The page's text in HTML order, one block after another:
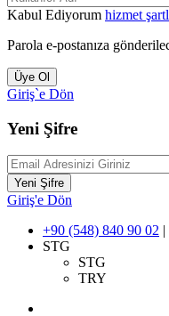
Kabul Ediyorum hizmet
Parola e-postanıza
Üye Ol
Giriş`e Dön
Yeni Şifre
Yeni Şifre
Giriş'e Dön
+90 (548) 840 90 02 |
STG
STG
TRY